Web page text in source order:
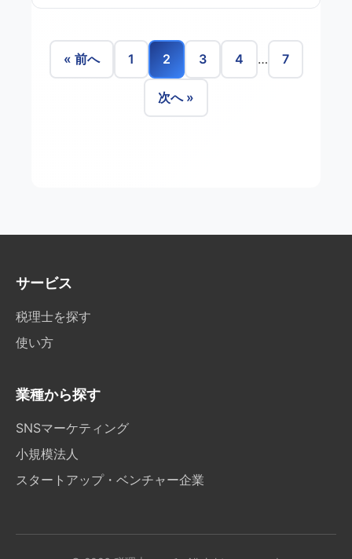
« 前へ 1 2 3 4 … 7
次へ »
サービス
税理士を探す
使い方
業種から探す
SNSマーケティング
小規模法人
スタートアップ・ベンチャー企業